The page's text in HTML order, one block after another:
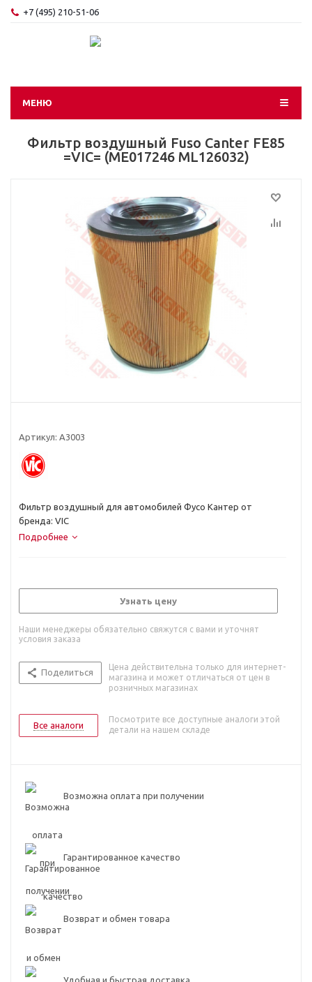
+7 (495) 210-51-06
МЕНЮ
Фильтр воздушный Fuso Canter FE85
=VIC= (ME017246 ML126032)
Артикул: A3003
Фильтр воздушный для автомобилей Фусо Кантер от
бренда: VIC
Подробнее
Узнать цену
Наши менеджеры обязательно свяжутся с вами и уточнят
условия заказа
Поделиться
Цена действительна только для интернет-
магазина и может отличаться от цен в
розничных магазинах
Все аналоги
Посмотрите все доступные аналоги этой
детали на нашем складе
Возможна оплата при получении
Гарантированное качество
Возврат и обмен товара
Удобная и быстрая доставка